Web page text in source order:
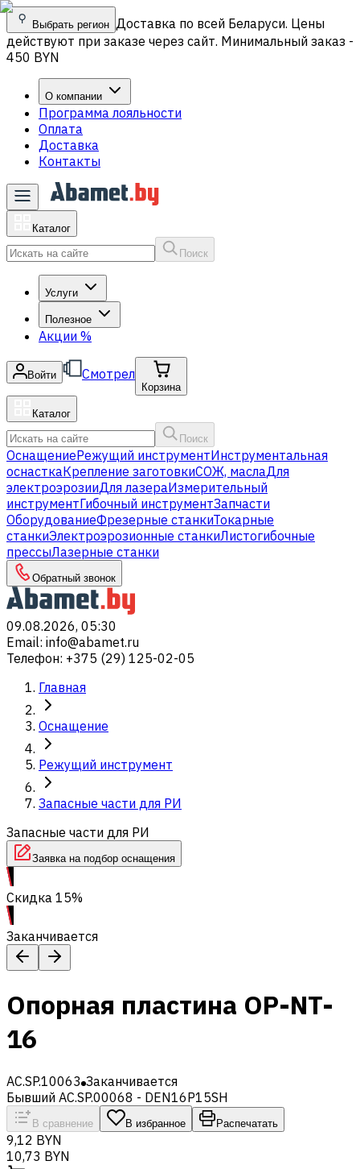
Выбрать регион Доставка по всей Беларуси. Цены
действуют при заказе через сайт. Минимальный заказ -
450 BYN
О компании
Программа лояльности
Оплата
Доставка
Контакты
Каталог
Поиск
Услуги
Полезное
Акции %
Войти Смотрел
Корзина
Каталог
Поиск
ОснащениеРежущий инструментИнструментальная
оснасткаКрепление заготовкиСОЖ, маслаДля
электроэрозииДля лазераИзмерительный
инструментГибочный инструментЗапчасти
ОборудованиеФрезерные станкиТокарные
станкиЭлектроэрозионные станкиЛистогибочные
прессыЛазерные станки
Обратный звонок
09.08.2026, 05:30
Email: info@abamet.ru
Телефон: +375 (29) 125-02-05
Главная
Оснащение
Режущий инструмент
Запасные части для РИ
Запасные части для РИ
Заявка на подбор оснащения
Скидка 15%
Заканчивается
Опорная пластина OP-NT-
16
AC.SP.10063 Заканчивается
Бывший AC.SP.00068 - DEN16P15SH
В сравнение В избранное Распечатать
9,12 BYN
10,73 BYN